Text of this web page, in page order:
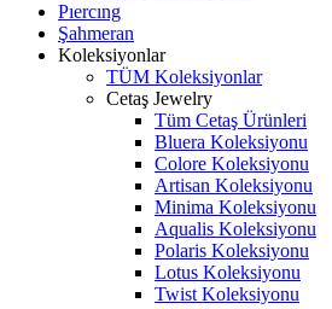
Pıercıng
Şahmeran
Koleksiyonlar
TÜM Koleksiyonlar
Cetaş Jewelry
Tüm Cetaş Ürünleri
Bluera Koleksiyonu
Colore Koleksiyonu
Artisan Koleksiyonu
Minima Koleksiyonu
Aqualis Koleksiyonu
Polaris Koleksiyonu
Lotus Koleksiyonu
Twist Koleksiyonu